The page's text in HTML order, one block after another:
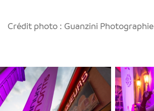
Crédit photo : Guanzini Photographie